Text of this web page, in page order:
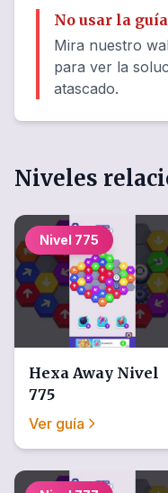
No usar la
Mira nuestro
para ver la
atascado.
Niveles
Nivel 775
Hexa Away Nivel
775
Ver guía